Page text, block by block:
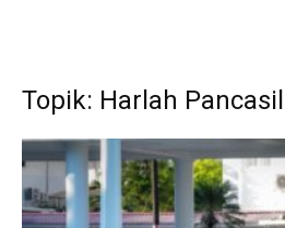
Topik: Harlah